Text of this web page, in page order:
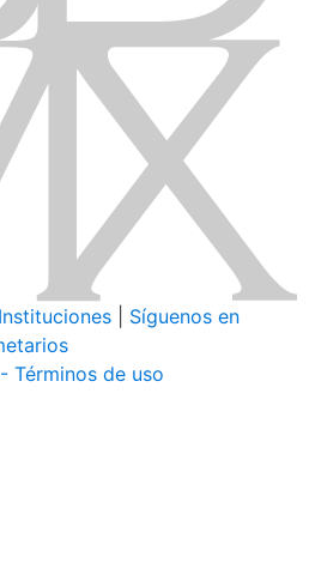
Instituciones
Síguenos en
Términos de uso